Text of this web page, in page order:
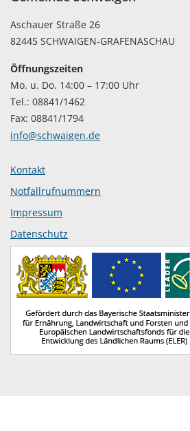
Aschauer Straße 26
82445 SCHWAIGEN-GRAFENASCHAU
Öffnungszeiten
Mo. u. Do. 14:00 – 17:00 Uhr
Tel.: 08841/1462
Fax: 08841/1794
info@schwaigen.de
Kontakt
Notfallrufnummern
Impressum
Datenschutz